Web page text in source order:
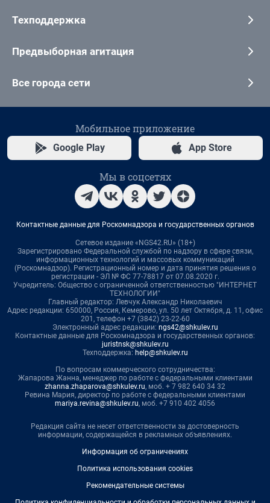
Техподдержка
Предвыборная агитация
Все города сети
Мобильное приложение
Google Play App Store
Мы в соцсетях
Контактные данные для Роскомнадзора и государственных органов
Сетевое издание «NGS42.RU» (18+)
Зарегистрировано Федеральной службой по надзору в сфере связи,
информационных технологий и массовых коммуникаций
(Роскомнадзор). Регистрационный номер и дата принятия решения о
регистрации - ЭЛ № ФС 77-78817 от 07.08.2020 г.
Учредитель: Общество с ограниченной ответственностью "ИНТЕРНЕТ
ТЕХНОЛОГИИ"
Главный редактор: Левчук Александр Николаевич
Адрес редакции: 650000, Россия, Кемерово, ул. 50 лет Октября, д. 11, офис
201, телефон +7 (3842) 23-22-60
Электронный адрес редакции: ngs42@shkulev.ru
Контактные данные для Роскомнадзора и государственных органов:
juristnsk@shkulev.ru
Техподдержка: help@shkulev.ru
По вопросам коммерческого сотрудничества:
Жапарова Жанна, менеджер по работе с федеральными клиентами
zhanna.zhaparova@shkulev.ru, моб. + 7 982 640 34 32
Ревина Мария, директор по работе с федеральными клиентами
mariya.revina@shkulev.ru, моб. +7 910 402 4056
Редакция сайта не несет ответственности за достоверность
информации, содержащейся в рекламных объявлениях.
Информация об ограничениях
Политика использования cookies
Рекомендательные системы